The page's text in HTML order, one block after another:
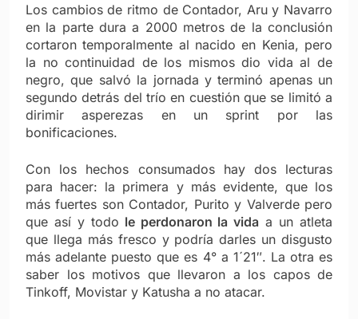
Los cambios de ritmo de Contador, Aru y Navarro
en la parte dura a 2000 metros de la conclusión
cortaron temporalmente al nacido en Kenia, pero
la no continuidad de los mismos dio vida al de
negro, que salvó la jornada y terminó apenas un
segundo detrás del trío en cuestión que se limitó a
dirimir asperezas en un sprint por las
bonificaciones.
Con los hechos consumados hay dos lecturas
para hacer: la primera y más evidente, que los
más fuertes son Contador, Purito y Valverde pero
que así y todo le perdonaron la vida a un atleta
que llega más fresco y podría darles un disgusto
más adelante puesto que es 4° a 1´21″. La otra es
saber los motivos que llevaron a los capos de
Tinkoff, Movistar y Katusha a no atacar.